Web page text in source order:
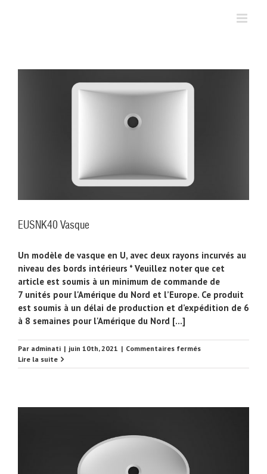
EUSNK40 Vasque
Un modèle de vasque en U, avec deux rayons incurvés au
niveau des bords intérieurs * Veuillez noter que cet
article est soumis à un minimum de commande de
7 unités pour l'Amérique du Nord et l’Europe. Ce produit
est soumis à un délai de production et d’expédition de 6
à 8 semaines pour l'Amérique du Nord [...]
Par adminati | juin 10th, 2021 | Commentaires ferméssur
Vasque
Lire la suite